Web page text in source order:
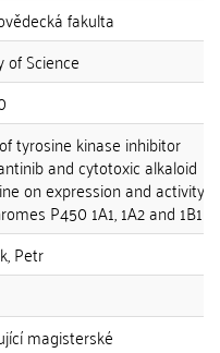
fakulta
of Science
tyrosine kinase inhibitor
and cytotoxic alkaloid
on expression and activity
P450 1A1, 1A2 and 1B1
Petr
magisterské